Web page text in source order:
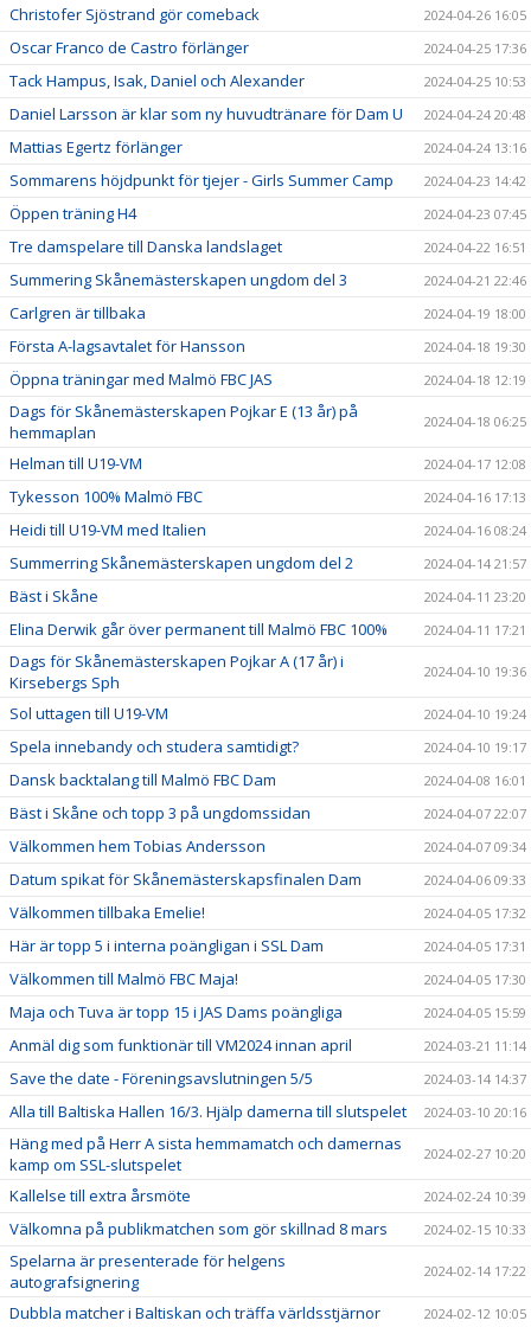
Christofer Sjöstrand gör comeback 2024-04-26 16:05
Oscar Franco de Castro förlänger 2024-04-25 17:36
Tack Hampus, Isak, Daniel och Alexander 2024-04-25 10:53
Daniel Larsson är klar som ny huvudtränare för Dam U 2024-04-24 20:48
Mattias Egertz förlänger 2024-04-24 13:16
Sommarens höjdpunkt för tjejer - Girls Summer Camp 2024-04-23 14:42
Öppen träning H4 2024-04-23 07:45
Tre damspelare till Danska landslaget 2024-04-22 16:51
Summering Skånemästerskapen ungdom del 3 2024-04-21 22:46
Carlgren är tillbaka 2024-04-19 18:00
Första A-lagsavtalet för Hansson 2024-04-18 19:30
Öppna träningar med Malmö FBC JAS 2024-04-18 12:19
Dags för Skånemästerskapen Pojkar E (13 år) på
hemmaplan
2024-04-18 06:25
Helman till U19-VM 2024-04-17 12:08
Tykesson 100% Malmö FBC 2024-04-16 17:13
Heidi till U19-VM med Italien 2024-04-16 08:24
Summerring Skånemästerskapen ungdom del 2 2024-04-14 21:57
Bäst i Skåne 2024-04-11 23:20
Elina Derwik går över permanent till Malmö FBC 100% 2024-04-11 17:21
Dags för Skånemästerskapen Pojkar A (17 år) i
Kirsebergs Sph
2024-04-10 19:36
Sol uttagen till U19-VM 2024-04-10 19:24
Spela innebandy och studera samtidigt? 2024-04-10 19:17
Dansk backtalang till Malmö FBC Dam 2024-04-08 16:01
Bäst i Skåne och topp 3 på ungdomssidan 2024-04-07 22:07
Välkommen hem Tobias Andersson 2024-04-07 09:34
Datum spikat för Skånemästerskapsfinalen Dam 2024-04-06 09:33
Välkommen tillbaka Emelie! 2024-04-05 17:32
Här är topp 5 i interna poängligan i SSL Dam 2024-04-05 17:31
Välkommen till Malmö FBC Maja! 2024-04-05 17:30
Maja och Tuva är topp 15 i JAS Dams poängliga 2024-04-05 15:59
Anmäl dig som funktionär till VM2024 innan april 2024-03-21 11:14
Save the date - Föreningsavslutningen 5/5 2024-03-14 14:37
Alla till Baltiska Hallen 16/3. Hjälp damerna till slutspelet 2024-03-10 20:16
Häng med på Herr A sista hemmamatch och damernas
kamp om SSL-slutspelet
2024-02-27 10:20
Kallelse till extra årsmöte 2024-02-24 10:39
Välkomna på publikmatchen som gör skillnad 8 mars 2024-02-15 10:33
Spelarna är presenterade för helgens
autografsignering
2024-02-14 17:22
Dubbla matcher i Baltiskan och träffa världsstjärnor 2024-02-12 10:05